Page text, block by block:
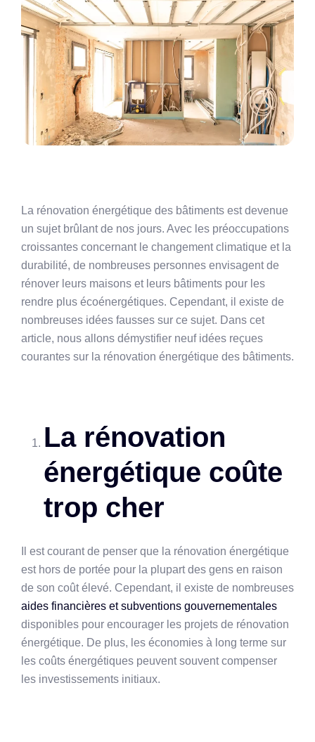
La rénovation énergétique des bâtiments est devenue
un sujet brûlant de nos jours. Avec les préoccupations
croissantes concernant le changement climatique et la
durabilité, de nombreuses personnes envisagent de
rénover leurs maisons et leurs bâtiments pour les
rendre plus écoénergétiques. Cependant, il existe de
nombreuses idées fausses sur ce sujet. Dans cet
article, nous allons démystifier neuf idées reçues
courantes sur la rénovation énergétique des bâtiments.
La rénovation
énergétique coûte
trop cher
Il est courant de penser que la rénovation énergétique
est hors de portée pour la plupart des gens en raison
de son coût élevé. Cependant, il existe de nombreuses
aides financières et subventions gouvernementales
disponibles pour encourager les projets de rénovation
énergétique. De plus, les économies à long terme sur
les coûts énergétiques peuvent souvent compenser
les investissements initiaux.